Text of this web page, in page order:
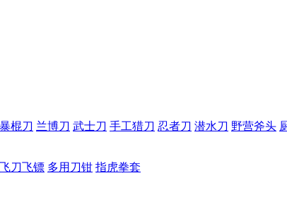
棍刀 兰博刀 武士刀 手工猎刀 忍者刀 潜水刀 野营斧头
飞刀飞镖 多用刀钳 指虎拳套